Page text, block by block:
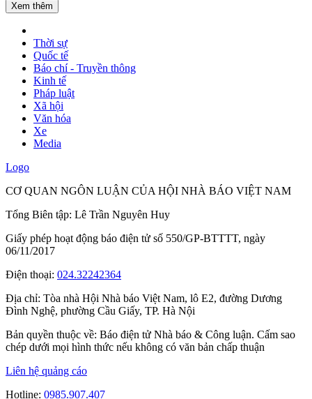
Xem thêm
Thời sự
Quốc tế
Báo chí - Truyền thông
Kinh tế
Pháp luật
Xã hội
Văn hóa
Xe
Media
Logo
CƠ QUAN NGÔN LUẬN CỦA HỘI NHÀ BÁO VIỆT NAM
Tổng Biên tập: Lê Trần Nguyên Huy
Giấy phép hoạt động báo điện tử số 550/GP-BTTTT, ngày
06/11/2017
Điện thoại: 024.32242364
Địa chỉ: Tòa nhà Hội Nhà báo Việt Nam, lô E2, đường Dương
Đình Nghệ, phường Cầu Giấy, TP. Hà Nội
Bản quyền thuộc về: Báo điện tử Nhà báo & Công luận. Cấm sao
chép dưới mọi hình thức nếu không có văn bản chấp thuận
Liên hệ quảng cáo
Hotline: 0985.907.407